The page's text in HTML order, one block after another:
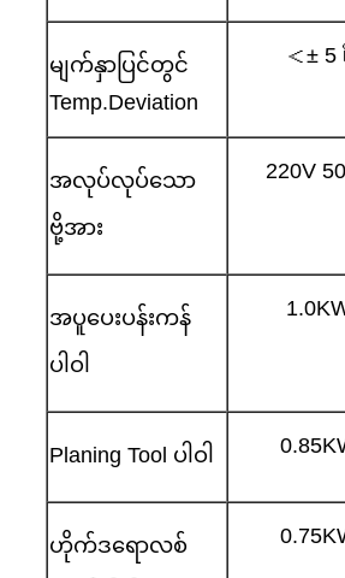
မျက်နှာပြင်တွင်
Temp.Deviation
＜± 5
အလုပ်လုပ်သော
ဗို့အား
220V
အပူပေးပန်းကန်
ပါဝါ
Planing Tool ပါဝါ
ဟိုက်ဒရောလစ်